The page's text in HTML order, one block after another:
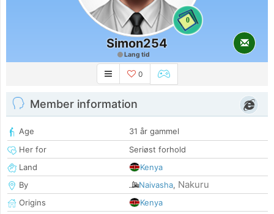
0
Simon254
Lang tid
0
Member information
Age
31 år gammel
Her for
Seriøst forhold
Land
Kenya
By
Naivasha, Nakuru
Origins
Kenya